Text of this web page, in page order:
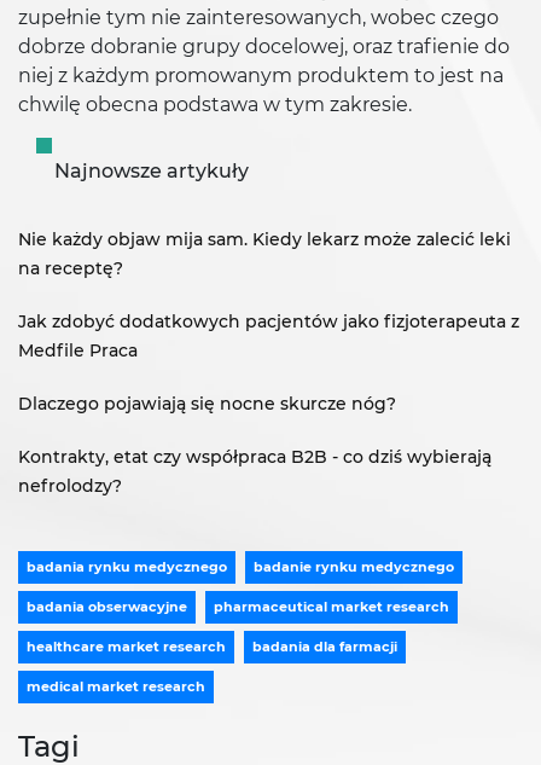
zupełnie tym nie zainteresowanych, wobec czego
dobrze dobranie grupy docelowej, oraz trafienie do
niej z każdym promowanym produktem to jest na
chwilę obecna podstawa w tym zakresie.
Najnowsze artykuły
Nie każdy objaw mija sam. Kiedy lekarz może zalecić leki
na receptę?
Jak zdobyć dodatkowych pacjentów jako fizjoterapeuta z
Medfile Praca
Dlaczego pojawiają się nocne skurcze nóg?
Kontrakty, etat czy współpraca B2B - co dziś wybierają
nefrolodzy?
badania rynku medycznego badanie rynku medycznego
badania obserwacyjne pharmaceutical market research
healthcare market research badania dla farmacji
medical market research
Tagi